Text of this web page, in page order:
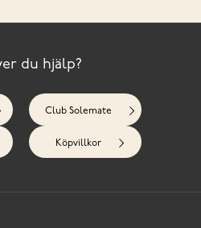
du hjälp?
Club Solemate
Köpvillkor